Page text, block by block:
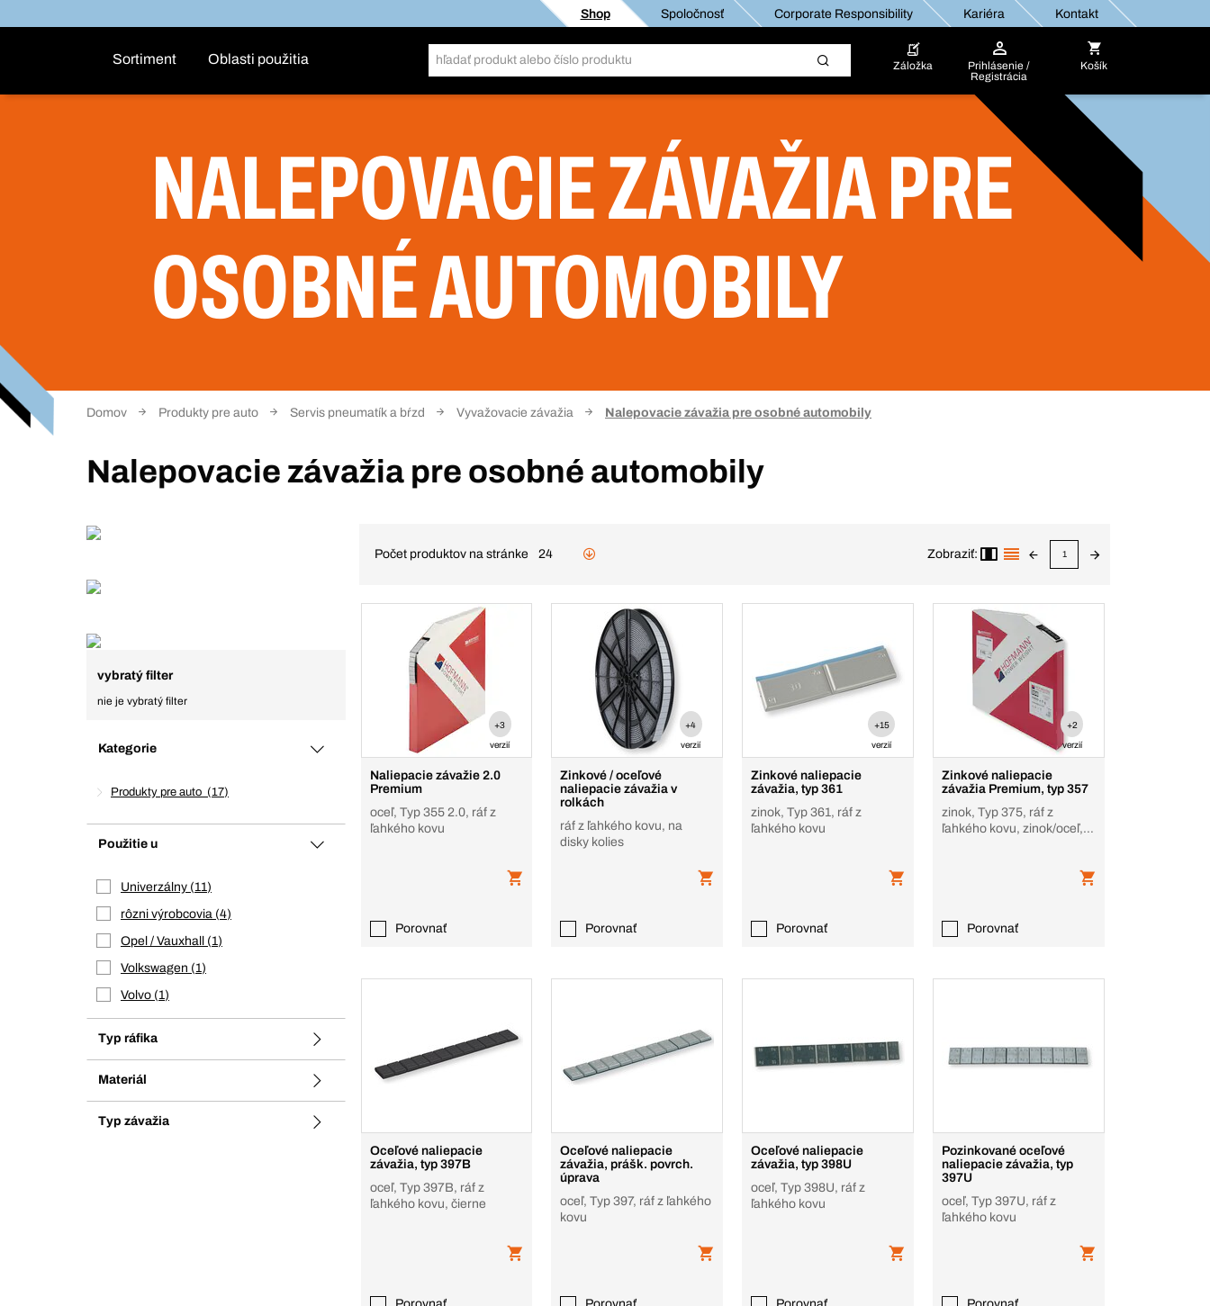
Shop Spoločnosť Corporate Responsibility Kariéra Kontakt
Sortiment Oblasti použitia Záložka
Prihlásenie /
Registrácia
Košík
NALEPOVACIE ZÁVAŽIA PRE
OSOBNÉ AUTOMOBILY
Domov Produkty pre auto Servis pneumatík a bŕzd Vyvažovacie závažia Nalepovacie závažia pre osobné automobily
Nalepovacie závažia pre osobné automobily
vybratý filter
nie je vybratý filter
Kategorie
Produkty pre auto 17
Použitie u
Univerzálny 11
rôzni výrobcovia 4
Opel / Vauxhall
1
Volkswagen
1
Volvo 1
Typ ráfika
Materiál
Typ závažia
Počet produktov na stránke 24 Zobraziť: 1
+3
verzií
Naliepacie závažie 2.0
Premium
oceľ, Typ 355 2.0, ráf z
ľahkého kovu
Porovnať
+4
verzií
Zinkové / oceľové
naliepacie závažia v
rolkách
ráf z ľahkého kovu, na
disky kolies
Porovnať
+15
verzií
Zinkové naliepacie
závažia, typ 361
zinok, Typ 361, ráf z
ľahkého kovu
Porovnať
+2
verzií
Zinkové naliepacie
závažia Premium, typ 357
zinok, Typ 375, ráf z
ľahkého kovu, zinok/oceľ, v
Porovnať
Oceľové naliepacie
závažia, typ 397B
oceľ, Typ 397B, ráf z
ľahkého kovu, čierne
Oceľové naliepacie
závažia, prášk. povrch.
úprava
oceľ, Typ 397, ráf z ľahkého
kovu
Oceľové naliepacie
závažia, typ 398U
oceľ, Typ 398U, ráf z
ľahkého kovu
Pozinkované oceľové
naliepacie závažia, typ
397U
oceľ, Typ 397U, ráf z
ľahkého kovu